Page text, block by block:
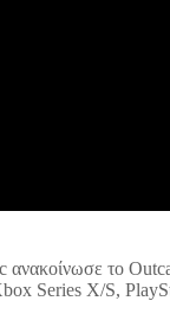
το
Series X/S,